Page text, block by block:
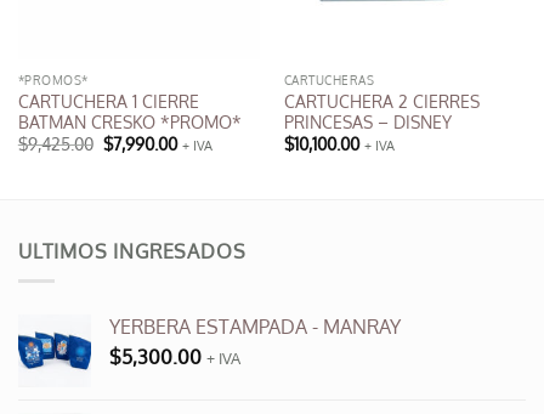
*PROMOS*
CARTUCHERA 1 CIERRE
BATMAN CRESKO *PROMO*
$9,425.00 El
precio
$7,990.00El+ IVA
CARTUCHERAS
CARTUCHERA 2 CIERRES
PRINCESAS – DISNEY
$10,100.00 + IVA
opciones
ULTIMOS INGRESADOS
YERBERA ESTAMPADA - MANRAY
$5,300.00 + IVA